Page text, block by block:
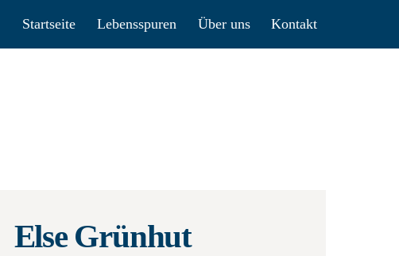
Startseite Lebensspuren Über uns Kontakt
Else Grünhut